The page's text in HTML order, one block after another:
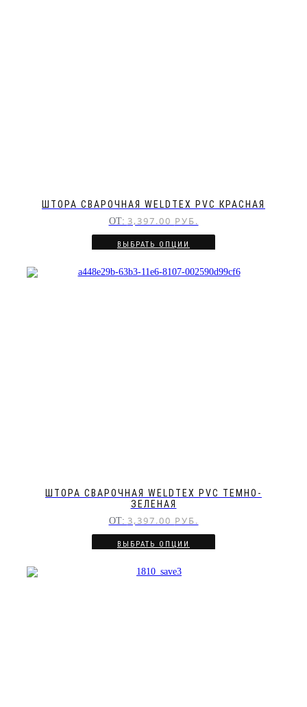
ШТОРА СВАРОЧНАЯ WELDTEX PVC КРАСНАЯ
ОТ: 3,397.00 РУБ.
ВЫБРАТЬ ОПЦИИ
ШТОРА СВАРОЧНАЯ WELDTEX PVC ТЕМНО-
ЗЕЛЕНАЯ
ОТ: 3,397.00 РУБ.
ВЫБРАТЬ ОПЦИИ